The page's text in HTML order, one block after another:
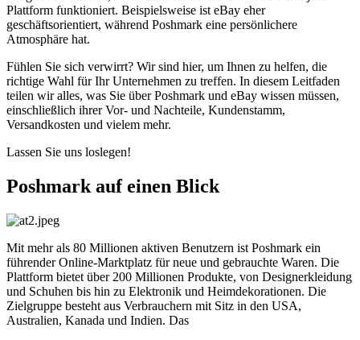
Plattform funktioniert. Beispielsweise ist eBay eher
geschäftsorientiert, während Poshmark eine persönlichere
Atmosphäre hat.
Fühlen Sie sich verwirrt? Wir sind hier, um Ihnen zu helfen, die
richtige Wahl für Ihr Unternehmen zu treffen. In diesem Leitfaden
teilen wir alles, was Sie über Poshmark und eBay wissen müssen,
einschließlich ihrer Vor- und Nachteile, Kundenstamm,
Versandkosten und vielem mehr.
Lassen Sie uns loslegen!
Poshmark auf einen Blick
Mit mehr als 80 Millionen aktiven Benutzern ist Poshmark ein
führender Online-Marktplatz für neue und gebrauchte Waren. Die
Plattform bietet über 200 Millionen Produkte, von Designerkleidung
und Schuhen bis hin zu Elektronik und Heimdekorationen. Die
Zielgruppe besteht aus Verbrauchern mit Sitz in den USA,
Australien, Kanada und Indien. Das